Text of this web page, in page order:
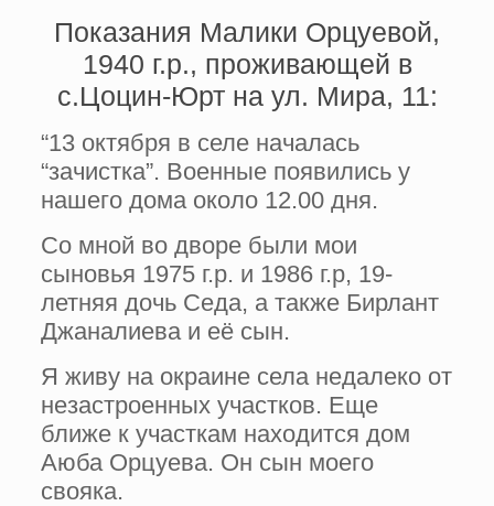
Показания Малики Орцуевой,
1940 г.р., проживающей в
с.Цоцин-Юрт на ул. Мира, 11:
“13 октября в селе началась
“зачистка”. Военные появились у
нашего дома около 12.00 дня.
Со мной во дворе были мои
сыновья 1975 г.р. и 1986 г.р, 19-
летняя дочь Седа, а также Бирлант
Джаналиева и её сын.
Я живу на окраине села недалеко от
незастроенных участков. Еще
ближе к участкам находится дом
Аюба Орцуева. Он сын моего
свояка.